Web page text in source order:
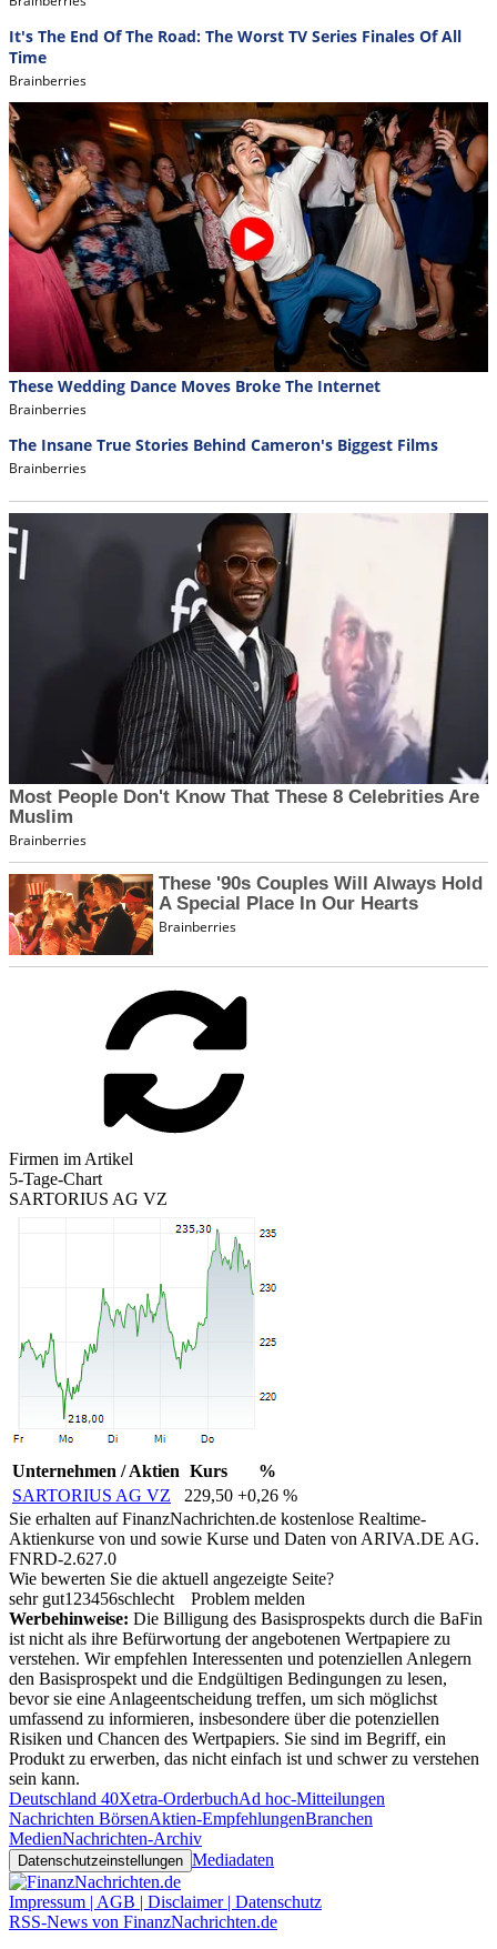
Firmen im Artikel
5-Tage-Chart
SARTORIUS AG VZ
Unternehmen / Aktien Kurs
%
SARTORIUS AG VZ
229,50 +0,26 %
Sie erhalten auf FinanzNachrichten.de kostenlose Realtime-
Aktienkurse von und sowie Kurse und Daten von ARIVA.DE AG.
FNRD-2.627.0
Wie bewerten Sie die aktuell angezeigte Seite?
sehr gut1 23456schlecht
Problem melden
Werbehinweise: Die Billigung des Basisprospekts durch die BaFin
ist nicht als ihre Befürwortung der angebotenen Wertpapiere zu
verstehen. Wir empfehlen Interessenten und potenziellen Anlegern
den Basisprospekt und die Endgültigen Bedingungen zu lesen,
bevor sie eine Anlageentscheidung treffen, um sich möglichst
umfassend zu informieren, insbesondere über die potenziellen
Risiken und Chancen des Wertpapiers. Sie sind im Begriff, ein
Produkt zu erwerben, das nicht einfach ist und schwer zu verstehen
sein kann.
Deutschland 40Xetra-OrderbuchAd hoc-Mitteilungen
Nachrichten BörsenAktien-EmpfehlungenBranchen
MedienNachrichten-Archiv
Datenschutzeinstellungen Mediadaten
Impressum | AGB | Disclaimer | Datenschutz
RSS-News von FinanzNachrichten.de